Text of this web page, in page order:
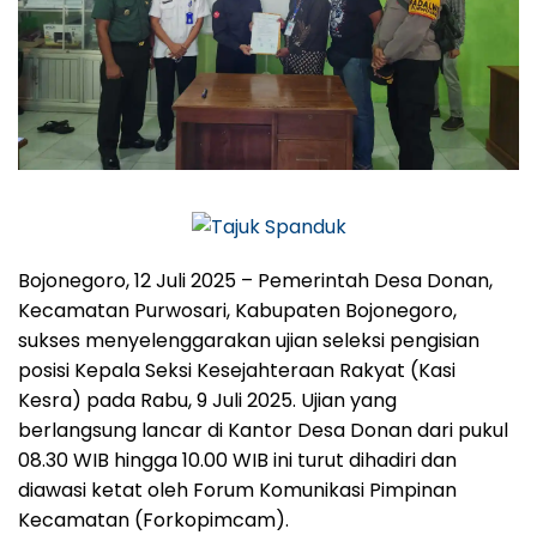
Bojonegoro, 12 Juli 2025 – Pemerintah Desa Donan,
Kecamatan Purwosari, Kabupaten Bojonegoro,
sukses menyelenggarakan ujian seleksi pengisian
posisi Kepala Seksi Kesejahteraan Rakyat (Kasi
Kesra) pada Rabu, 9 Juli 2025. Ujian yang
berlangsung lancar di Kantor Desa Donan dari pukul
08.30 WIB hingga 10.00 WIB ini turut dihadiri dan
diawasi ketat oleh Forum Komunikasi Pimpinan
Kecamatan (Forkopimcam).